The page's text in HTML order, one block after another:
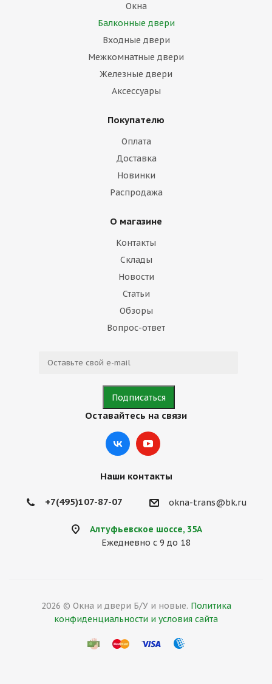
Окна
Балконные двери
Входные двери
Межкомнатные двери
Железные двери
Аксессуары
Покупателю
Оплата
Доставка
Новинки
Распродажа
О магазине
Контакты
Склады
Новости
Статьи
Обзоры
Вопрос-ответ
Оставайтесь на связи
Наши контакты
+7(495)107-87-07 okna-trans@bk.ru
Алтуфьевское шоссе, 35А
Ежедневно с 9 до 18
2026 © Окна и двери Б/У и новые. Политика
конфиденциальности и условия сайта